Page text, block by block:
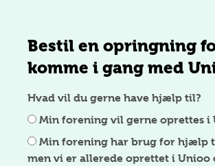
Bestil en opringning
komme i gang med
Hvad vil du gerne have hjælp til?
Min forening vil gerne oprettes i
Min forening har brug for hjælp
men vi er allerede oprettet i Unioo